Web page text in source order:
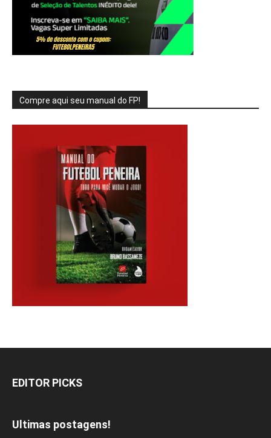
Compre aqui seu manual do FP!
EDITOR PICKS
Ultimas postagens!